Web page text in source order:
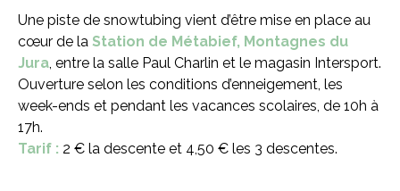
Une piste de snowtubing vient d’être mise en place au
cœur de la Station de Métabief, Montagnes du
Jura, entre la salle Paul Charlin et le magasin Intersport.
Ouverture selon les conditions d’enneigement, les
week-ends et pendant les vacances scolaires, de 10h à
17h.
Tarif : 2 € la descente et 4,50 € les 3 descentes.